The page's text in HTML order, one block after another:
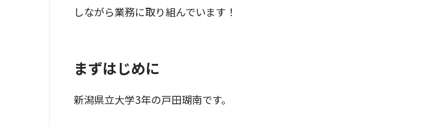
しながら業務に取り組んでいます！
まずはじめに
新潟県立大学3年の戸田瑚南です。